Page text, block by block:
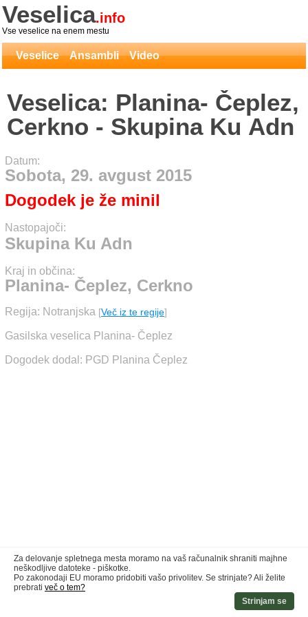
Veselica.info
Vse veselice na enem mestu
Veselice Ansambli Video
Veselica: Planina- Čeplez,
Cerkno - Skupina Ku Adn
Datum:
Sobota, 29. avgust 2015
Dogodek je že minil
Nastopajoči:
Skupina Ku Adn
Kraj in občina:
Planina- Čeplez, Cerkno
Regija: Notranjska [Več iz te regije]
Gasilska veselica Planina- Čeplez
Dogodek dodal: PGD Planina Čeplez
Za delovanje spletnega mesta moramo na vaš računalnik shraniti majhne
neškodljive datoteke - piškotke.
Po zakonodaji EU moramo pridobiti vašo privolitev. Se strinjate? Ali želite
prebrati več o tem?
Strinjam se